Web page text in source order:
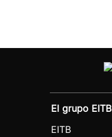
El grupo EITB
EITB